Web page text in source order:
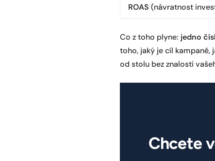
ROAS (návratnost
Co z toho plyne: jedno
toho, jaký je cíl kampaně,
od stolu bez znalosti
Chcete